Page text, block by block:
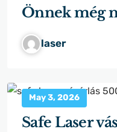
Önnek még
laser
May 3, 2026
Safe Laser